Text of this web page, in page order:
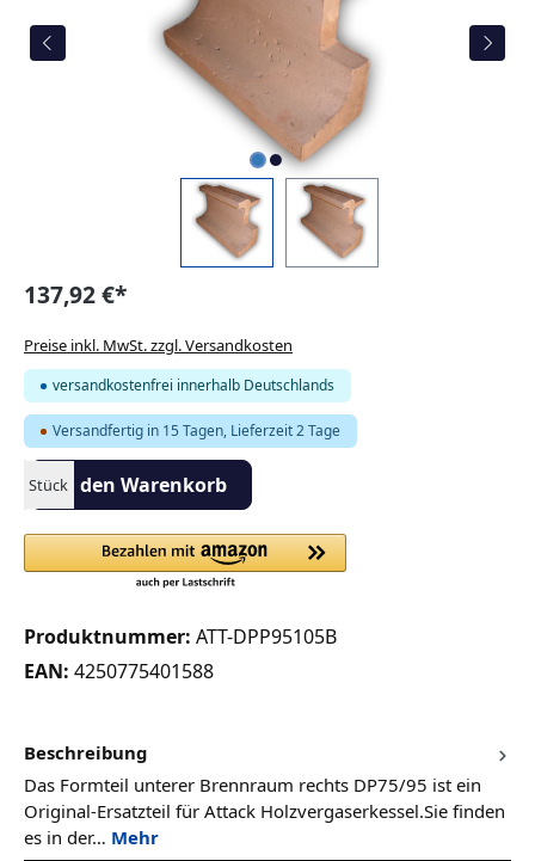
137,92 €*
Preise inkl. MwSt. zzgl. Versandkosten
versandkostenfrei innerhalb Deutschlands
Versandfertig in 15 Tagen, Lieferzeit 2 Tage
Produkt Anzahl: Gib den gewünschten Wert ein oder benutze
StückIn den Warenkorb
Produktnummer: ATT-DPP95105B
EAN: 4250775401588
Beschreibung
Das Formteil unterer Brennraum rechts DP75/95 ist ein
Original-Ersatzteil für Attack Holzvergaserkessel.Sie finden
es in der… Mehr